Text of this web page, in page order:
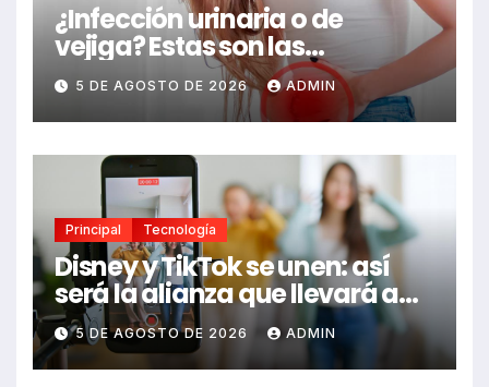
¿Infección urinaria o de
vejiga? Estas son las
diferencias y las señales de
alerta que no debes ignorar
5 DE AGOSTO DE 2026 ADMIN
Principal Tecnología
Disney y TikTok se unen: así
será la alianza que llevará a
Mickey, Marvel y Star Wars a
los videos virales
5 DE AGOSTO DE 2026 ADMIN